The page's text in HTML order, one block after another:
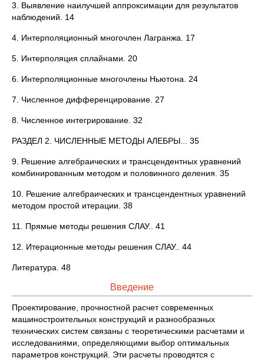
3. Выявление наилучшей аппроксимации для результатов
наблюдений. 14
4. Интерполяционный многочлен Лагранжа. 17
5. Интерполяция сплайнами. 20
6. Интерполяционные многочлены Ньютона. 24
7. Численное дифференцирование. 27
8. Численное интегрирование. 32
РАЗДЕЛ 2. ЧИСЛЕННЫЕ МЕТОДЫ АЛЕБРЫ... 35
9. Решение алгебраических и трансцендентных уравнений
комбинированным методом и половинного деления. 35
10. Решение алгебраических и трансцендентных уравнений
методом простой итерации. 38
11. Прямые методы решения СЛАУ.. 41
12. Итерационные методы решения СЛАУ.. 44
Литература. 48
Введение
Проектирование, прочностной расчет современных
машиностроительных конструкций и разнообразных
технических систем связаны с теоретическими расчетами и
исследованиями, определяющими выбор оптимальных
параметров конструкций. Эти расчеты проводятся с